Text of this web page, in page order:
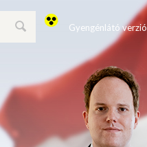
Gyengénlátó verzió